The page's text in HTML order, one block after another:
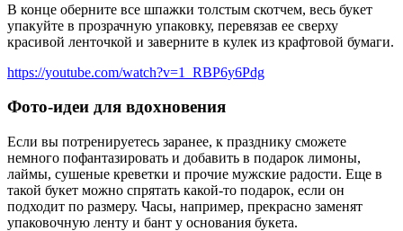
В конце оберните все шпажки толстым скотчем, весь букет
упакуйте в прозрачную упаковку, перевязав ее сверху
красивой ленточкой и заверните в кулек из крафтовой бумаги.
https://youtube.com/watch?v=1_RBP6y6Pdg
Фото-идеи для вдохновения
Если вы потренируетесь заранее, к празднику сможете
немного пофантазировать и добавить в подарок лимоны,
лаймы, сушеные креветки и прочие мужские радости. Еще в
такой букет можно спрятать какой-то подарок, если он
подходит по размеру. Часы, например, прекрасно заменят
упаковочную ленту и бант у основания букета.